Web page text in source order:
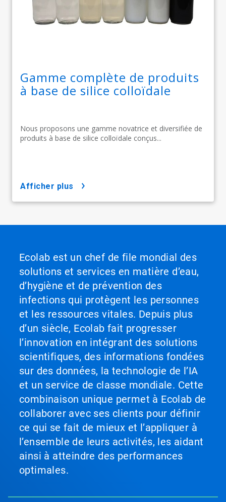
Gamme complète de produits
à base de silice colloïdale
Nous proposons une gamme novatrice et diversifiée de
produits à base de silice colloïdale conçus...
afficher plus
Ecolab est un chef de file mondial des
solutions et services en matière d’eau,
d’hygiène et de prévention des
infections qui protègent les personnes
et les ressources vitales. Depuis plus
d’un siècle, Ecolab fait progresser
l’innovation en intégrant des solutions
scientifiques, des informations fondées
sur des données, la technologie de l’IA
et un service de classe mondiale. Cette
combinaison unique permet à Ecolab de
collaborer avec ses clients pour définir
ce qui se fait de mieux et l’appliquer à
l’ensemble de leurs activités, les aidant
ainsi à atteindre des performances
optimales.